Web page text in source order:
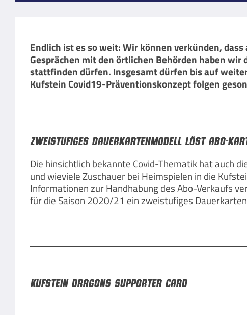
Endlich ist es so weit: Wir können verkünden,
Gesprächen mit den örtlichen Behörden haben
stattfinden dürfen. Insgesamt dürfen bis auf
Kufstein Covid19-Präventionskonzept folgen
ZWEISTUFIGES DAUERKARTENMODELL LÖST ABO-
Die hinsichtlich bekannte Covid-Thematik hat auch
und wieviele Zuschauer bei Heimspielen in die
Informationen zur Handhabung des Abo-Verkaufs
für die Saison 2020/21 ein zweistufiges
Kufstein Dragons Supporter Card